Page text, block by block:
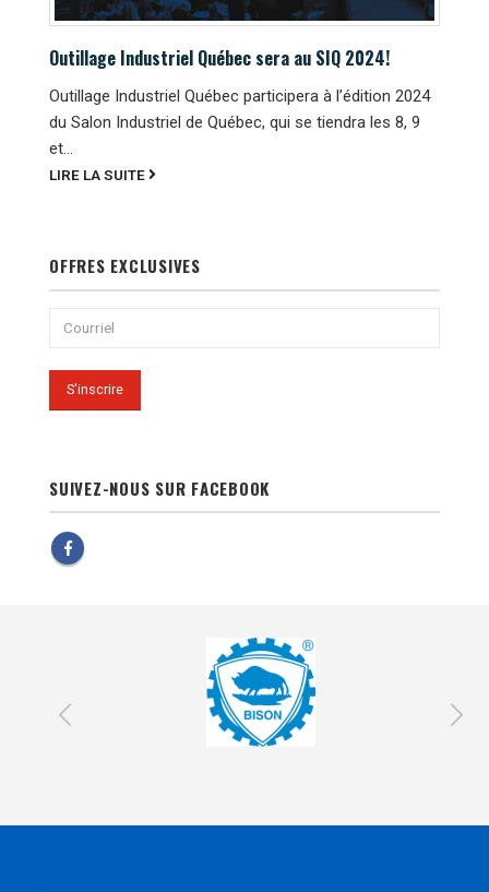
Outillage Industriel Québec sera au SIQ 2024!
Outillage Industriel Québec participera à l’édition 2024
du Salon Industriel de Québec, qui se tiendra les 8, 9
et...
LIRE LA SUITE
OFFRES EXCLUSIVES
SUIVEZ-NOUS SUR FACEBOOK